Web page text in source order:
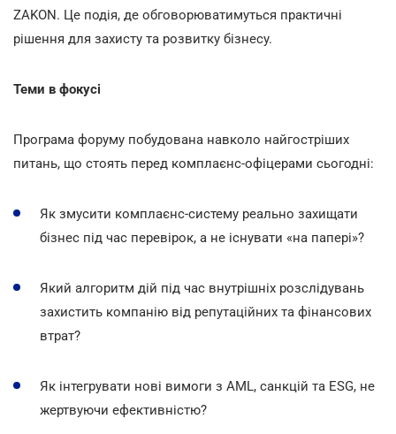
ZAKON. Це подія, де обговорюватимуться практичні
рішення для захисту та розвитку бізнесу.
Теми в фокусі
Програма форуму побудована навколо найгостріших
питань, що стоять перед комплаєнс-офіцерами сьогодні:
Як змусити комплаєнс-систему реально захищати
бізнес під час перевірок, а не існувати «на папері»?
Який алгоритм дій під час внутрішніх розслідувань
захистить компанію від репутаційних та фінансових
втрат?
Як інтегрувати нові вимоги з AML, санкцій та ESG, не
жертвуючи ефективністю?